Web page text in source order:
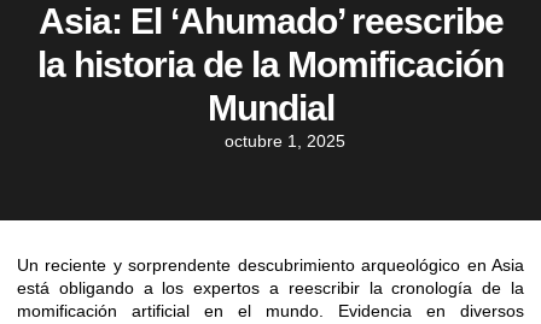
Asia: El ‘Ahumado’ reescribe
la historia de la Momificación
Mundial
octubre 1, 2025
Un reciente y sorprendente descubrimiento arqueológico en Asia
está obligando a los expertos a reescribir la cronología de la
momificación artificial en el mundo. Evidencia en diversos